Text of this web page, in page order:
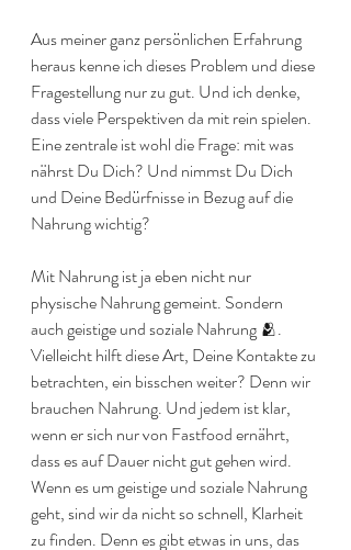
Aus meiner ganz persönlichen Erfahrung
heraus kenne ich dieses Problem und diese
Fragestellung nur zu gut. Und ich denke,
dass viele Perspektiven da mit rein spielen.
Eine zentrale ist wohl die Frage: mit was
nährst Du Dich? Und nimmst Du Dich
und Deine Bedürfnisse in Bezug auf die
Nahrung wichtig?
Mit Nahrung ist ja eben nicht nur
physische Nahrung gemeint. Sondern
auch geistige und soziale Nahrung 🫂.
Vielleicht hilft diese Art, Deine Kontakte zu
betrachten, ein bisschen weiter? Denn wir
brauchen Nahrung. Und jedem ist klar,
wenn er sich nur von Fastfood ernährt,
dass es auf Dauer nicht gut gehen wird.
Wenn es um geistige und soziale Nahrung
geht, sind wir da nicht so schnell, Klarheit
zu finden. Denn es gibt etwas in uns, das